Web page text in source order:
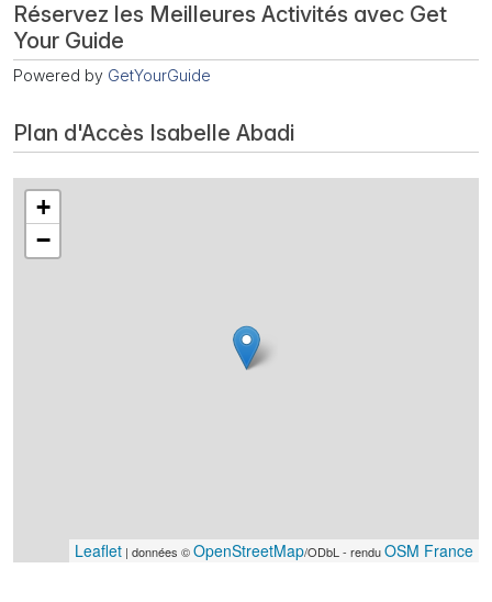
Réservez les Meilleures Activités avec Get
Your Guide
Powered by GetYourGuide
Plan d'Accès Isabelle Abadi
+
−
Leaflet | données ©OpenStreetMap/ODbL - renduOSM France